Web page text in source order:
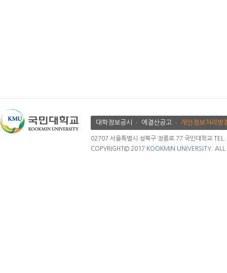
대학정보공시 에결산공고 개인정보처리방
02707 서울특별시 성북구 정릉로 77 국민대학교
COPYRIGHT© 2017 KOOKMIN UNIVERSITY. ALL